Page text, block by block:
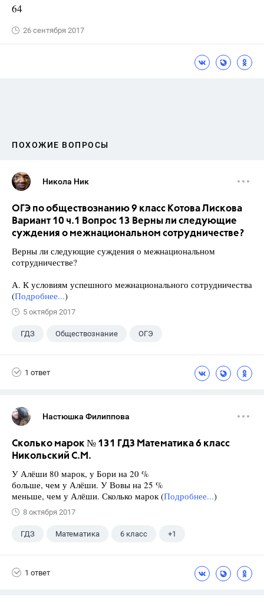
64
26 сентября 2017
ПОХОЖИЕ ВОПРОСЫ
Никола Ник
ОГЭ по обществознанию 9 класс Котова Лискова
Вариант 10 ч.1 Вопрос 13 Верны ли следующие
суждения о межнациональном сотрудничестве?
Верны ли следующие суждения о межнациональном
сотрудничестве?
А. К условиям успешного межнационального сотрудничества
(Подробнее...)
5 октября 2017
ГДЗ Обществознание ОГЭ
1 ответ
Настюшка Филиппова
Сколько марок № 131 ГДЗ Математика 6 класс
Никольский С.М.
У Алёши 80 марок, у Бори на 20 %
больше, чем у Алёши. У Вовы на 25 %
меньше, чем у Алёши. Сколько марок (Подробнее...)
8 октября 2017
ГДЗ Математика 6 класс +1
1 ответ